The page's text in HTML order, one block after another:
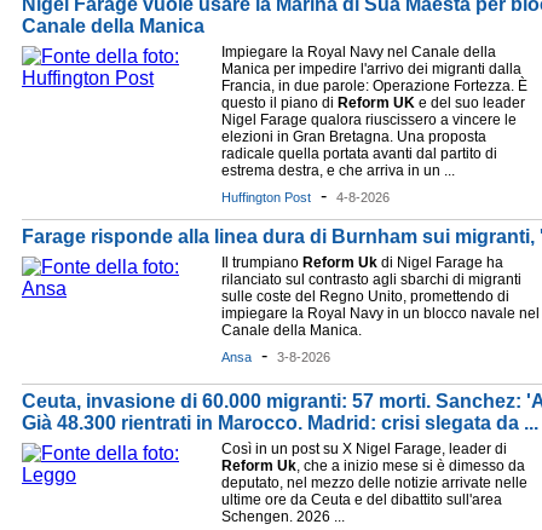
Nigel Farage vuole usare la Marina di Sua Maestà per
Canale della Manica
Impiegare la Royal Navy nel Canale della
Manica per impedire l'arrivo dei migranti dalla
Francia, in due parole: Operazione Fortezza. È
questo il piano di Reform UK e del suo leader
Nigel Farage qualora riuscissero a vincere le
elezioni in Gran Bretagna. Una proposta
radicale quella portata avanti dal partito di
estrema destra, e che arriva in un ...
Huffington Post - 4-8-2026
Farage risponde alla linea dura di Burnham sui
Il trumpiano Reform Uk di Nigel Farage ha
rilanciato sul contrasto agli sbarchi di migranti
sulle coste del Regno Unito, promettendo di
impiegare la Royal Navy in un blocco navale nel
Canale della Manica.
Ansa - 3-8-2026
Ceuta, invasione di 60.000 migranti: 57 morti. Sanchez:
Già 48.300 rientrati in Marocco. Madrid: crisi slegata da ...
Così in un post su X Nigel Farage, leader di
Reform Uk, che a inizio mese si è dimesso da
deputato, nel mezzo delle notizie arrivate nelle
ultime ore da Ceuta e del dibattito sull'area
Schengen. 2026 ...